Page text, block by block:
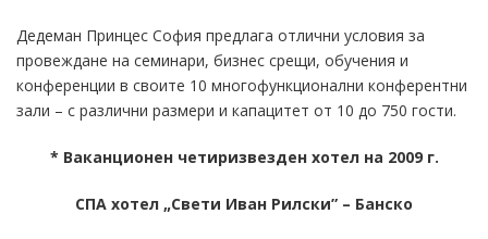
Дедеман Принцес София предлага отлични условия за
провеждане на семинари, бизнес срещи, обучения и
конференции в своите 10 многофункционални конферентни
зали – с различни размери и капацитет от 10 до 750 гости.
* Ваканционен четиризвезден хотел на 2009 г.
СПА хотел „Свети Иван Рилски” – Банско